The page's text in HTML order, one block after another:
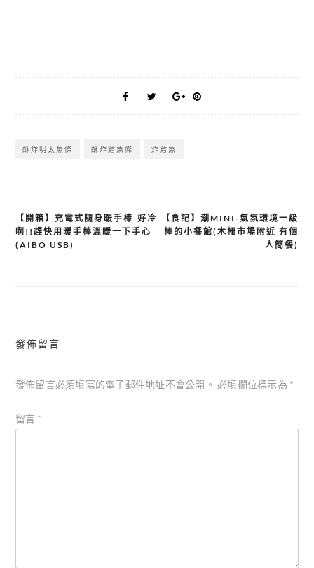
酥炸明太魚條 酥炸鱈魚條 炸鱈魚
文
章
【開箱】充電式隨身暖手棒-好冷
啊!!趕快用暖手棒溫暖一下手心
(AIBO USB)
【食記】潮MINI-氣氛環境一級
棒的小餐館(木柵市場附近 有個
人簡餐)
發佈留言
發佈留言必須填寫的電子郵件地址不會公開。 必填欄位標示為 *
留言 *